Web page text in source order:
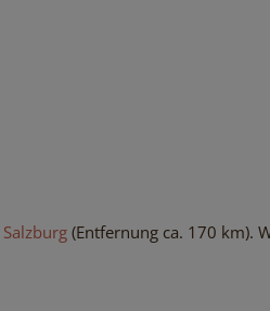
Salzburg (Entfernung ca. 170 km).